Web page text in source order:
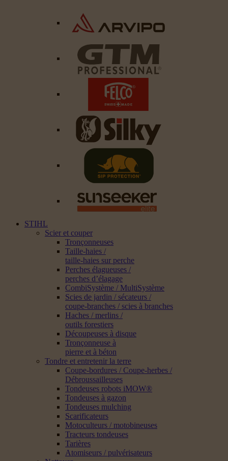
STIHL
Scier et couper
Tronçonneuses
Taille-haies /
taille-haies sur perche
Perches élagueuses /
perches d’élagage
CombiSystème / MultiSystème
Scies de jardin / sécateurs /
coupe-branches / scies à branches
Haches / merlins /
outils forestiers
Découpeuses à disque
Tronçonneuse à
pierre et à béton
Tondre et entretenir la terre
Coupe-bordures / Coupe-herbes /
Débroussailleuses
Tondeuses robots iMOW®
Tondeuses à gazon
Tondeuses mulching
Scarificateurs
Motoculteurs / motobineuses
Tracteurs tondeuses
Tarières
Atomiseurs / pulvérisateurs